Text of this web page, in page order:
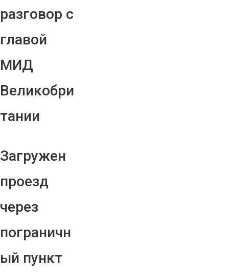
разговор с
главой
МИД
Великобри
тании
Загружен
проезд
через
пограничн
ый пункт